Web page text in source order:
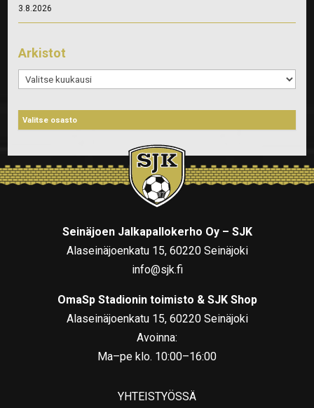
3.8.2026
Arkistot
Arkistot
Seinäjoen Jalkapallokerho Oy – SJK
Alaseinäjoenkatu 15, 60220 Seinäjoki
info@sjk.fi
OmaSp Stadionin toimisto & SJK Shop
Alaseinäjoenkatu 15, 60220 Seinäjoki
Avoinna:
Ma–pe klo. 10:00–16:00
YHTEISTYÖSSÄ